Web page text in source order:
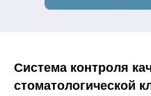
Система контроля
стоматологической